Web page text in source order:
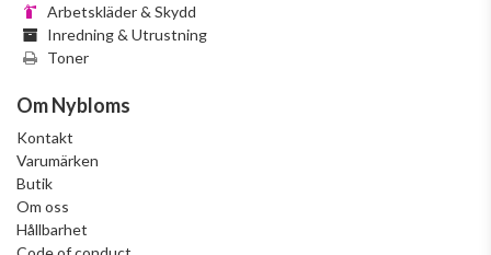
Arbetskläder & Skydd
Inredning & Utrustning
Toner
Om Nybloms
Kontakt
Varumärken
Butik
Om oss
Hållbarhet